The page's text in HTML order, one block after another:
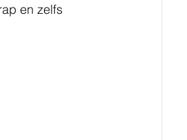
en zelfs